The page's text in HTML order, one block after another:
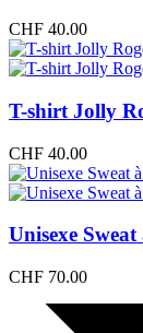
CHF 40.00
T-shirt Jolly
CHF 40.00
Unisexe
CHF 70.00